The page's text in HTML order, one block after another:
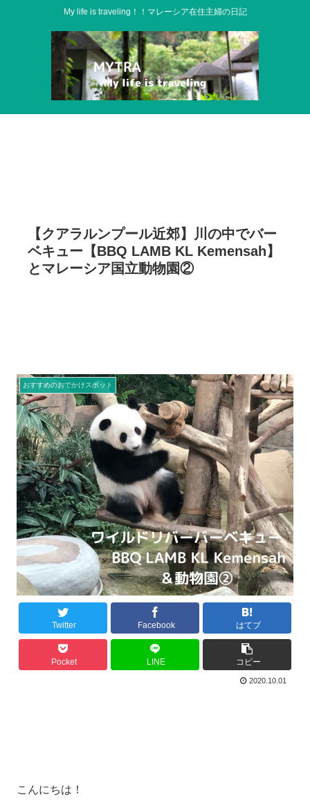
My life is traveling！！マレーシア在住主婦の日記
【クアラルンプール近郊】川の中でバー
ベキュー【BBQ LAMB KL Kemensah】
とマレーシア国立動物園②
おすすめのおでかけスポット
Twitter Facebook はてブ
Pocket LINE コピー
2020.10.01
こんにちは！